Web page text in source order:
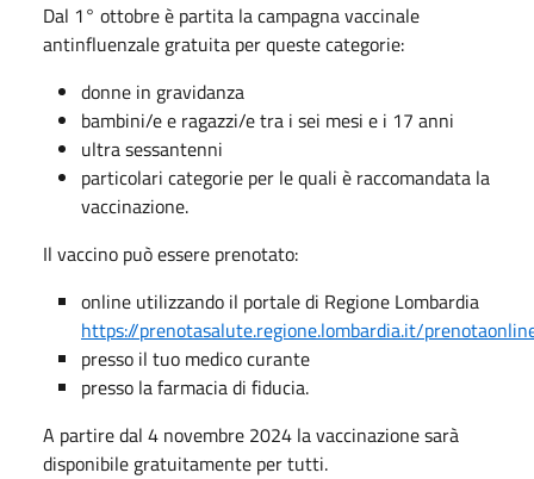
Dal 1° ottobre è partita la campagna vaccinale
antinfluenzale gratuita per queste categorie:
donne in gravidanza
bambini/e e ragazzi/e tra i sei mesi e i 17 anni
ultra sessantenni
particolari categorie per le quali è raccomandata la
vaccinazione.
Il vaccino può essere prenotato:
online utilizzando il portale di Regione Lombardia
https://prenotasalute.regione.lombardia.it/
presso il tuo medico curante
presso la farmacia di fiducia.
A partire dal 4 novembre 2024 la vaccinazione sarà
disponibile gratuitamente per tutti.